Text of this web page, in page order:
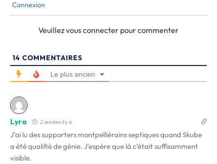
Connexion
Veuillez vous connecter pour commenter
14 COMMENTAIRES
Le plus ancien
Lyra 2 années il y a
J’ai lu des supporters montpelliérains septiques quand Skube
a été qualifié de génie. J’espère que là c’était suffisamment
visible.